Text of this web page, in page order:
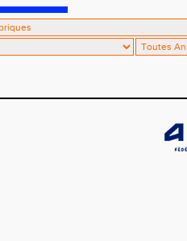
Grande montagne